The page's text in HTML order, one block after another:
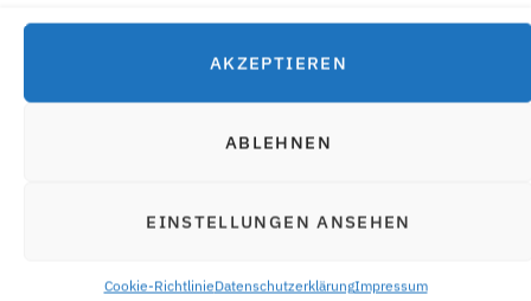
AKZEPTIEREN
ABLEHNEN
EINSTELLUNGEN ANSEHEN
Cookie-RichtlinieDatenschutzerklärungImpressum